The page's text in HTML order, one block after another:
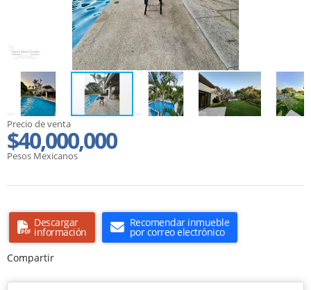
Precio de venta
$40,000,000
Pesos Mexicanos
Descargar
información
Recomendar inmueble
por correo electrónico
Compartir